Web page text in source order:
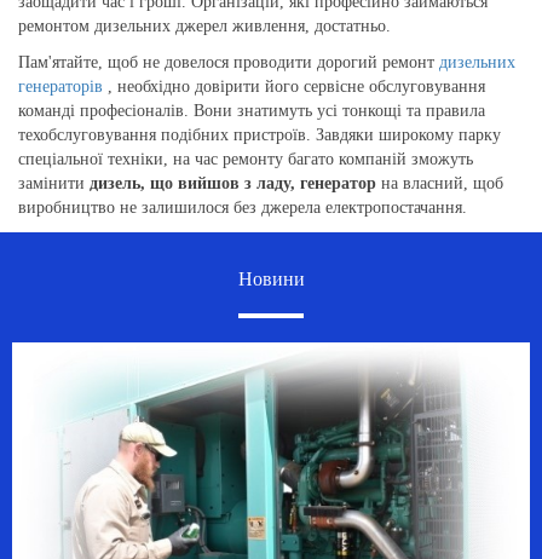
ремонтом дизельних джерел живлення, достатньо.
Пам'ятайте, щоб не довелося проводити дорогий ремонт дизельних
генераторів , необхідно довірити його сервісне обслуговування
команді професіоналів. Вони знатимуть усі тонкощі та правила
техобслуговування подібних пристроїв. Завдяки широкому парку
спеціальної техніки, на час ремонту багато компаній зможуть
замінити дизель, що вийшов з ладу, генератор на власний, щоб
виробництво не залишилося без джерела електропостачання.
Новини